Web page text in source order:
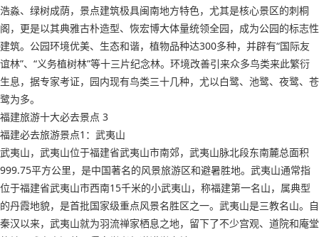
浩淼、绿树成荫，景点建筑极具闽南地方特色，尤其是核心景区的刺桐
阁，更是以其典雅古朴造型、恢宏博大体量统领全园，成为公园的标志性
建筑。公园环境优美、生态和谐，植物品种达300多种，并辟有“国际友
谊林”、“义务植树林”等十三片纪念林。环境改善引来众多鸟类来此繁衍
生息，据专家考证，园内现有鸟类三十几种，尤以白鹭、池鹭、夜鹭、苍
鹭为多。
福建旅游十大必去景点 3
福建必去旅游景点1：武夷山
武夷山，武夷山位于福建省武夷山市南郊，武夷山脉北段东南麓总面积
999.75平方公里，是中国著名的风景旅游区和避暑胜地。武夷山通常指
位于福建省武夷山市西南15千米的小武夷山，称福建第一名山，属典型
的丹霞地貌，是首批国家级重点风景名胜区之一。武夷山是三教名山。自
秦汉以来，武夷山就为羽流禅家栖息之地，留下了不少宫观、道院和庵堂